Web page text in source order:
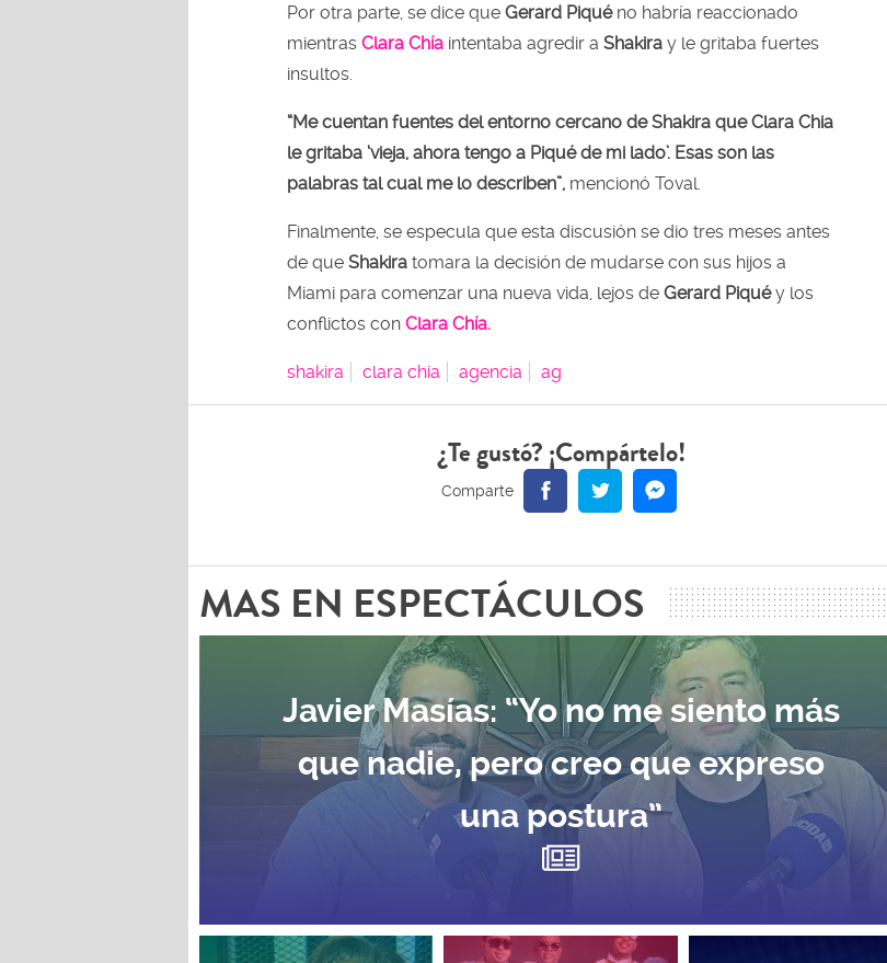
Por otra parte, se dice que Gerard Piquéno habría reaccionado
mientras Clara Chía intentaba agredir a Shakira y le gritaba fuertes
insultos.
“Me cuentan fuentes del entorno cercano de Shakira que Clara Chia
le gritaba ‘vieja, ahora tengo a Piqué de mi lado’. Esas son las
palabras tal cual me lo describen”, mencionó Toval.
Finalmente, se especula que esta discusión se dio tres meses antes
de que Shakira tomara la decisión de mudarse con sus hijos a
Miami para comenzar una nueva vida, lejos de Gerard Piquéy los
conflictos con Clara Chía.
shakira clara chia agencia ag
¿Te gustó? ¡Compártelo!
MAS EN ESPECTÁCULOS
Javier Masías: “Yo no me siento más
que nadie, pero creo que expreso
una postura”